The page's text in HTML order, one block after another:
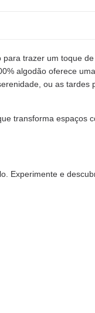
trazer um toque
algodão oferece
ou as tardes
transforma espaços
Experimente e